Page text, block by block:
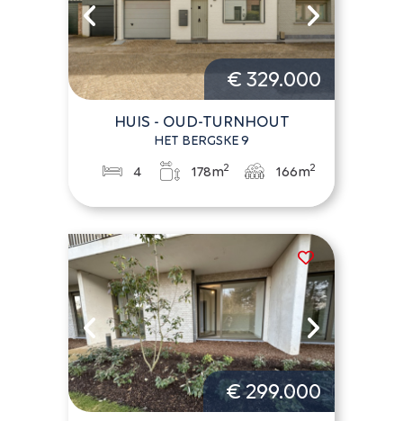
€ 329.000
HUIS - OUD-TURNHOUT
HET BERGSKE 9
4 178m2 166m2
€ 299.000